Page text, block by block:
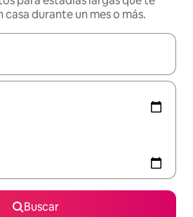
durante un mes o más.
estén disponibles, navega con las
Buscar